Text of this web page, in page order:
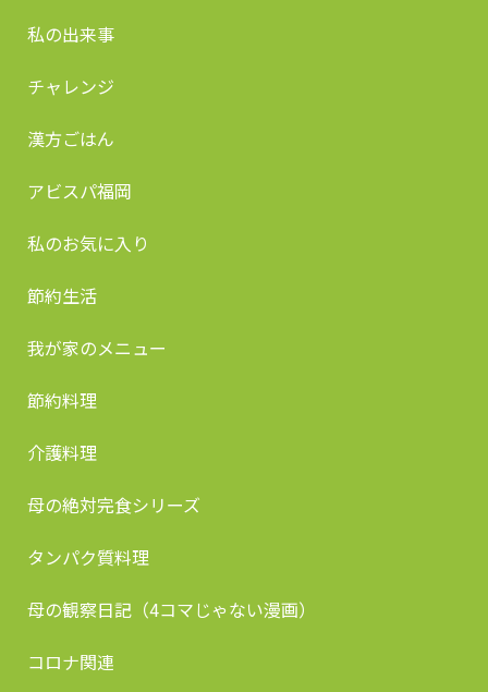
私の出来事
チャレンジ
漢方ごはん
アビスパ福岡
私のお気に入り
節約生活
我が家のメニュー
節約料理
介護料理
母の絶対完食シリーズ
タンパク質料理
母の観察日記（4コマじゃない漫画）
コロナ関連